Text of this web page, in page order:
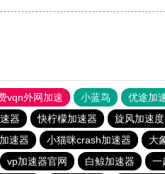
vqn外网加速 小蓝鸟 优途加
器 快柠檬加速器 旋风加速
速器 小猫咪crash加速器 大
vp加速器官网 白鲸加速器 一